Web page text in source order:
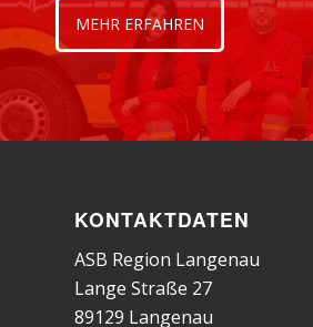
MEHR ERFAHREN
KONTAKTDATEN
ASB Region Langenau
Lange Straße 27
89129 Langenau